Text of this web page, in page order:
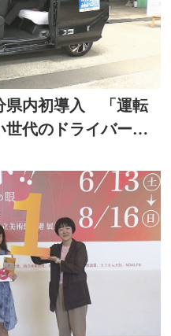
県内初導入 「運転
世代のドライバー確